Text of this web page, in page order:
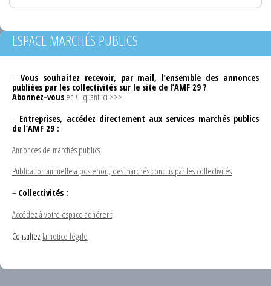
ESPACE MARCHÉS PUBLICS
– Vous souhaitez recevoir, par mail, l’ensemble des annonces
publiées par les collectivités sur le site de l’AMF 29 ?
Abonnez-vous en Cliquant ici >>>
– Entreprises, accédez directement aux services marchés publics
de l’AMF 29 :
Annonces de marchés publics
Publication annuelle a posteriori, des marchés conclus par les collectivités
– Collectivités :
Accédez à votre espace adhérent
Consultez la notice légale